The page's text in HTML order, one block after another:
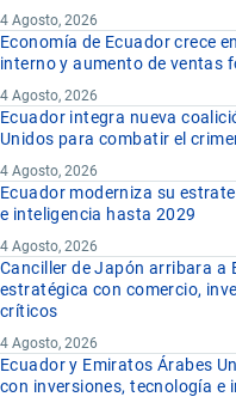
4 Agosto, 2026
Economía de Ecuador crece
interno y aumento de ventas
4 Agosto, 2026
Ecuador integra nueva
Unidos para combatir el
4 Agosto, 2026
Ecuador moderniza su
e inteligencia hasta 2029
4 Agosto, 2026
Canciller de Japón arribara a
estratégica con comercio,
críticos
4 Agosto, 2026
Ecuador y Emiratos Árabes
con inversiones, tecnología e